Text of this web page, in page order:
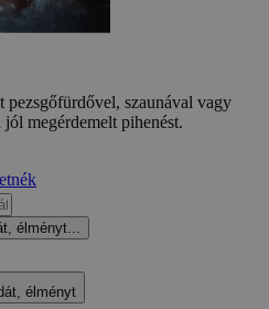
pezsgőfürdővel, szaunával vagy
megérdemelt pihenést.
élményt...
élményt